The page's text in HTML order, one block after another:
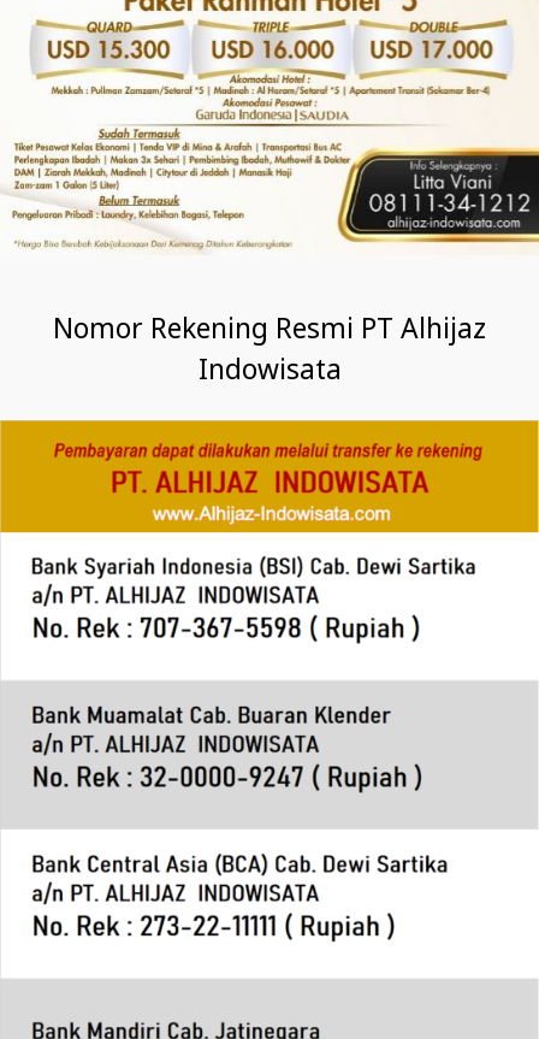
Nomor Rekening Resmi PT Alhijaz
Indowisata